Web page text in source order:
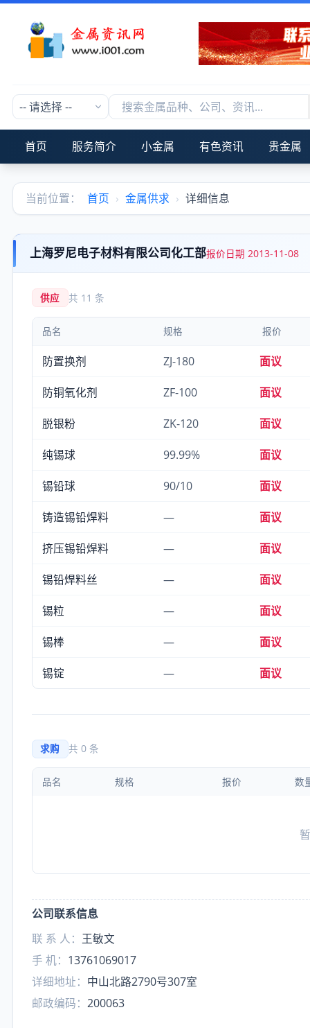
首页 服务简介 小金属 有色资讯 贵金属
当前位置： 首页 › 金属供求 › 详细信息
上海罗尼电子材料有限公司化工部报价日期 2013-11-08
供应 共 11 条
品名 规格 报价
防置换剂 ZJ-180 面议
防铜氧化剂 ZF-100 面议
脱银粉 ZK-120 面议
纯锡球 99.99% 面议
锡铅球 90/10 面议
铸造锡铅焊料 — 面议
挤压锡铅焊料 — 面议
锡铅焊料丝 — 面议
锡粒 — 面议
锡棒 — 面议
锡锭 — 面议
求购 共 0 条
品名 规格 报价 数
公司联系信息
联 系 人： 王敏文
手 机： 13761069017
详细地址： 中山北路2790号307室
邮政编码： 200063